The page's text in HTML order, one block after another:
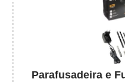
Parafusadeira e